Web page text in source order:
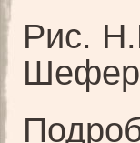
Рис.